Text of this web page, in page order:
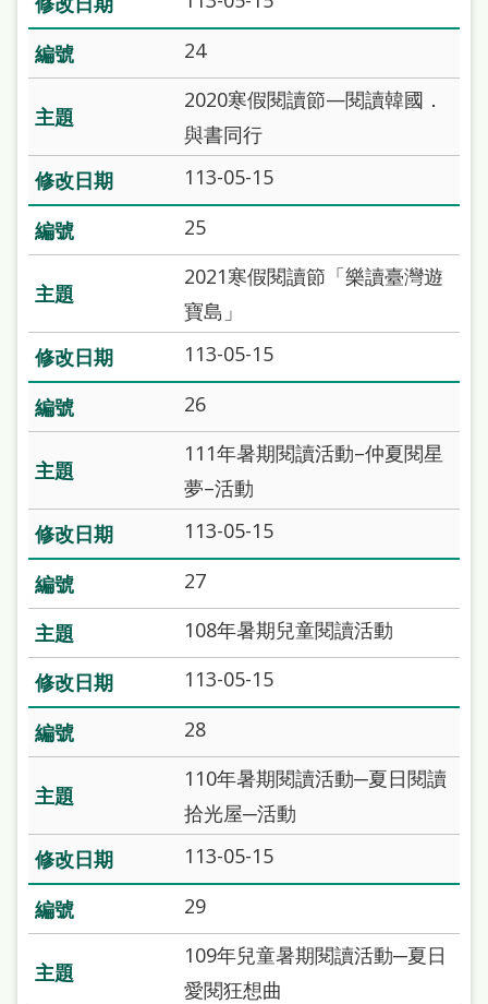
24
2020寒假閱讀節—閱讀韓國．
與書同行
113-05-15
25
2021寒假閱讀節「樂讀臺灣遊
寶島」
113-05-15
26
111年暑期閱讀活動–仲夏閱星
夢–活動
113-05-15
27
108年暑期兒童閱讀活動
113-05-15
28
110年暑期閱讀活動─夏日閱讀
拾光屋─活動
113-05-15
29
109年兒童暑期閱讀活動─夏日
愛閱狂想曲